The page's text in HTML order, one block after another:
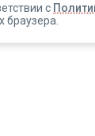
с
браузера.